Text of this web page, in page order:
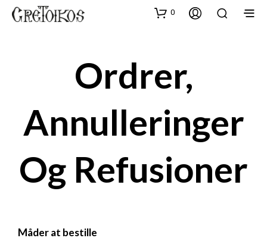
0
Ordrer,
Annulleringer
Og Refusioner
Måder at bestille